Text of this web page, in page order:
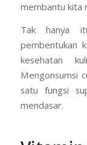
membantu kita
Tak hanya
pembentukan
kesehatan
Mengonsumsi
satu fungsi
mendasar.